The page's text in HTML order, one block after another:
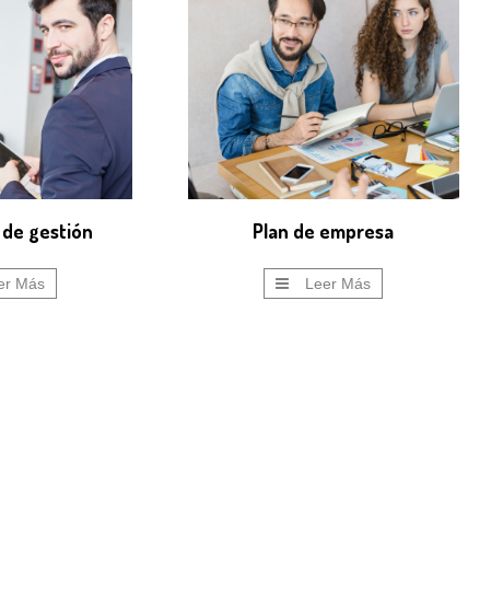
gestión
Más
Plan de empresa
Leer Más